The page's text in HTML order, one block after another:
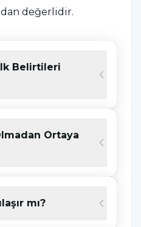
değerlidir.
ve toplumun
bu konudaki
fazla önem
daha konforlu bir
olası
şansını
İlk Belirtileri
Ortaya
mı?